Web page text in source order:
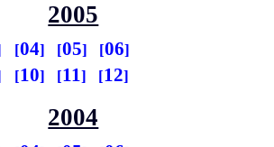
2005
04 05
06
10 11 12
2004